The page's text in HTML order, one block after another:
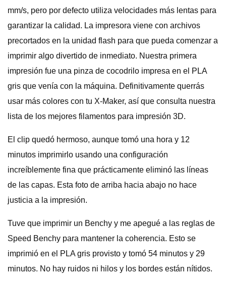
mm/s, pero por defecto utiliza velocidades más lentas para
garantizar la calidad. La impresora viene con archivos
precortados en la unidad flash para que pueda comenzar a
imprimir algo divertido de inmediato. Nuestra primera
impresión fue una pinza de cocodrilo impresa en el PLA
gris que venía con la máquina. Definitivamente querrás
usar más colores con tu X-Maker, así que consulta nuestra
lista de los mejores filamentos para impresión 3D.
El clip quedó hermoso, aunque tomó una hora y 12
minutos imprimirlo usando una configuración
increíblemente fina que prácticamente eliminó las líneas
de las capas. Esta foto de arriba hacia abajo no hace
justicia a la impresión.
Tuve que imprimir un Benchy y me apegué a las reglas de
Speed ​​Benchy para mantener la coherencia. Esto se
imprimió en el PLA gris provisto y tomó 54 minutos y 29
minutos. No hay ruidos ni hilos y los bordes están nítidos.